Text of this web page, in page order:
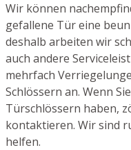
Wir können
gefallene Tür eine
deshalb arbeiten wir
auch andere
mehrfach
Schlössern an. Wenn
Türschlössern haben,
kontaktieren. Wir sind
helfen.